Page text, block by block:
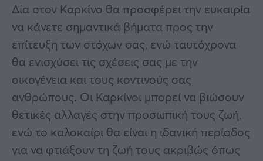
Δία στον Καρκίνο θα προσφέρει την ευκαιρία
να κάνετε σημαντικά βήματα προς την
επίτευξη των στόχων σας, ενώ ταυτόχρονα
θα ενισχύσει τις σχέσεις σας με την
οικογένεια και τους κοντινούς σας
ανθρώπους. Οι Καρκίνοι μπορεί να βιώσουν
θετικές αλλαγές στην προσωπική τους ζωή,
ενώ το καλοκαίρι θα είναι η ιδανική περίοδος
για να φτιάξουν τη ζωή τους ακριβώς όπως